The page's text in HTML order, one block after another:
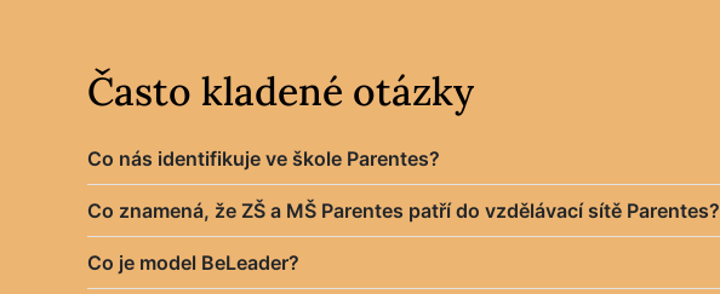
Často kladené otázky
Co nás identifikuje ve škole Parentes?
Co znamená, že ZŠ a MŠ Parentes patří do vzdělávací sítě Parentes?
Co je model BeLeader?